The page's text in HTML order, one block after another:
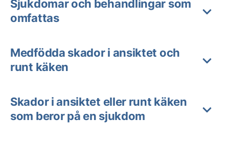
Sjukdomar och behandlingar som
omfattas
Medfödda skador i ansiktet och
runt käken
Skador i ansiktet eller runt käken
som beror på en sjukdom